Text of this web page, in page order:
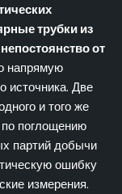
трубки из
от
напрямую
источника. Две
и того же
по поглощению
партий добычи
ошибку
измерения.